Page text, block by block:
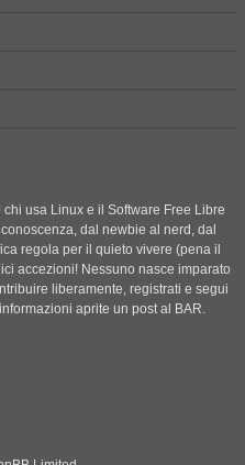
usa Linux e il Software Free Libre
dal newbie al nerd, dal
regola per il quieto vivere (pena il
accezioni! Nessuno nasce imparato
liberamente, registrati e segui
aprite un post al BAR.